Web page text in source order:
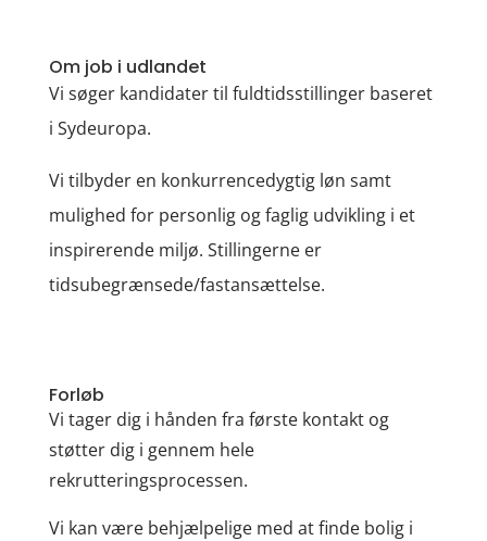
Om job i udlandet
Vi søger kandidater til fuldtidsstillinger baseret
i Sydeuropa.
Vi tilbyder en konkurrencedygtig løn samt
mulighed for personlig og faglig udvikling i et
inspirerende miljø. Stillingerne er
tidsubegrænsede/fastansættelse.
Forløb
Vi tager dig i hånden fra første kontakt og
støtter dig i gennem hele
rekrutteringsprocessen.
Vi kan være behjælpelige med at finde bolig i